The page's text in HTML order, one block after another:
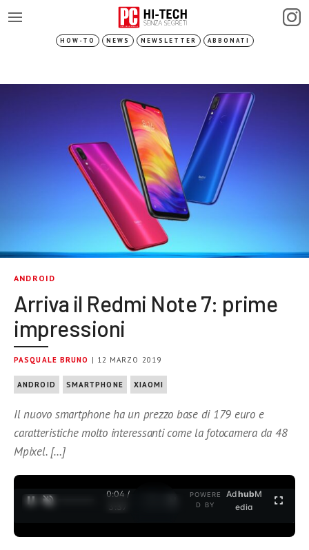
HOW-TO NEWS NEWSLETTER ABBONATI
ANDROID
Arriva il Redmi Note 7: prime
impressioni
PASQUALE BRUNO | 12 MARZO 2019
ANDROID SMARTPHONE XIAOMI
Il nuovo smartphone ha un prezzo base di 179 euro e
caratteristiche molto interessanti come la fotocamera da 48
Mpixel. […]
0:05 /
3:37
POWERE
D BY
AdhubM
edia